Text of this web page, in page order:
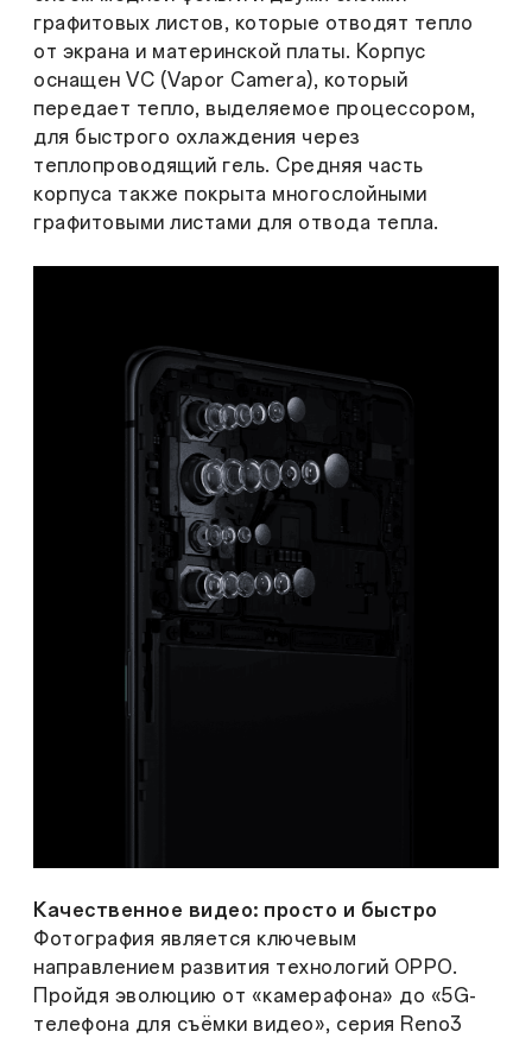
графитовых листов, которые отводят тепло
от экрана и материнской платы. Корпус
оснащен VC (Vapor Camera), который
передает тепло, выделяемое процессором,
для быстрого охлаждения через
теплопроводящий гель. Средняя часть
корпуса также покрыта многослойными
графитовыми листами для отвода тепла.
Качественное видео: просто и быстро
Фотография является ключевым
направлением развития технологий OPPO.
Пройдя эволюцию от «камерафона» до «5G-
телефона для съёмки видео», серия Reno3